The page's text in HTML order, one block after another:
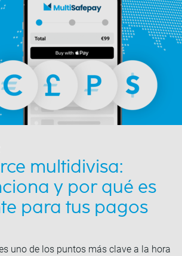
multidivisa:
y por qué es
para tus pagos
uno de los puntos más clave a la hora